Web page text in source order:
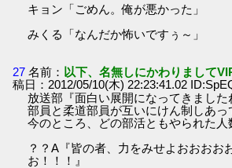
キョン「ごめん。俺が悪かった」
みくる「なんだか怖いですぅ～」
27 名前： 以下、名無しにかわりまして
稿日：2012/05/10(木) 22:23:41.02
放送部『面白い展開になってきました
部員と柔道部員が互いにけん制しあっ
今のところ、どの部活ともやられた人
？？A『皆の者、力をみせよおおおお
お！！！』